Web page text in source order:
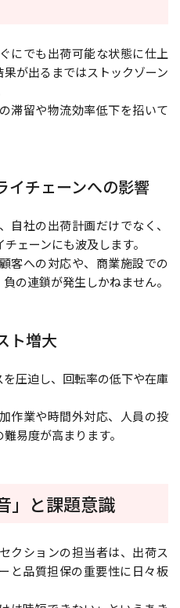
にでも出荷可能な状態に仕上
が出るまではストックゾーン
滞留や物流効率低下を招いて
イチェーンへの影響
自社の出荷計画だけでなく、
ェーンにも波及します。
客への対応や、商業施設での
の連鎖が発生しかねません。
ト増大
圧迫し、回転率の低下や在庫
作業や時間外対応、人員の投
易度が高まります。
」と課題意識
クションの担当者は、出荷ス
と品質担保の重要性に日々板